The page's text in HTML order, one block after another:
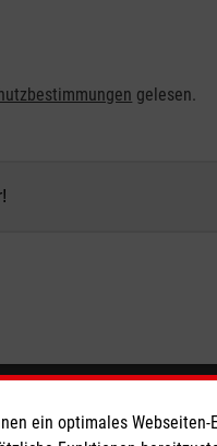
gelesen.
Die
ein optimales